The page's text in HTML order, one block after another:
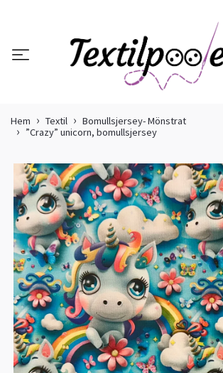
Hem Textil
Bomullsjersey- Mönstrat
”Crazy” unicorn, bomullsjersey